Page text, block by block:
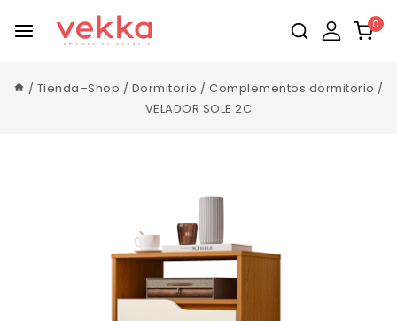
0
/ Tienda–Shop / Dormitorio / Complementos dormitorio /
VELADOR SOLE 2C